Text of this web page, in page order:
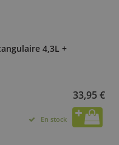
4,3L +
33,95 €
En stock